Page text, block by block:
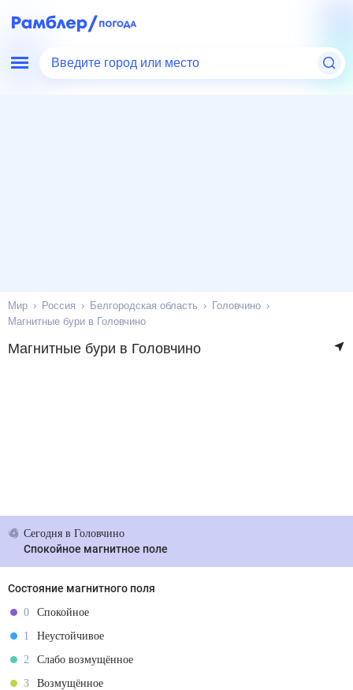
Введите город или место
Мир Россия Белгородская область
Головчино
Магнитные бури в Головчино
Магнитные бури в Головчино
Сегодняв Головчино
Спокойное магнитное поле
Состояние магнитного поля
0
Спокойное
1
Неустойчивое
2
Слабо возмущённое
3
Возмущённое